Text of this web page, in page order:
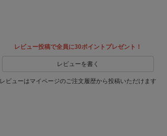
レビュー投稿で全員に30ポイントプレゼント！
レビューを書く
レビューはマイページのご注文履歴から投稿いただけます